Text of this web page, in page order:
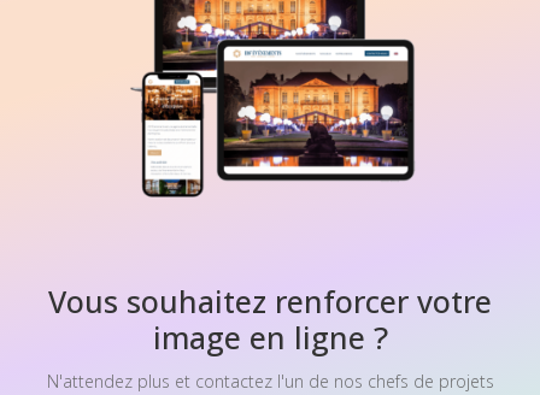
Vous souhaitez renforcer votre
image en ligne ?
N'attendez plus et contactez l'un de nos chefs de projets